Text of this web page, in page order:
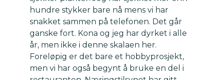
hundre stykker bare nå mens vi har
snakket sammen på telefonen. Det går
ganske fort. Kona og jeg har dyrket i alle
år, men ikke i denne skalaen her.
Foreløpig er det bare et hobbyprosjekt,
men vi har også begynt å bruke en del i